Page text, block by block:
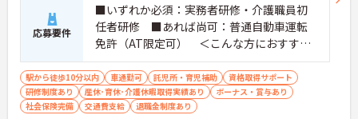
応募要件
■いずれか必須：実務者研修・介護職員初
任者研修 ■あれば尚可：普通自動車運転
免許（AT限定可） ＜こんな方におすすめ
＞ワークライフバランスを大切にしたいと
お考えの方、入居者様それぞれに合わせ
た、温かいケアを提供したい方、これまで
の介護分野でのご経験を有効に活用したい
駅から徒歩10分以内 車通勤可 託児所・育児補助
資格取得サポート
研修制度あり
産休･育休･介護休暇取得実績あり
ボーナス・賞与あり
社会保険完備
交通費支給 退職金制度あり